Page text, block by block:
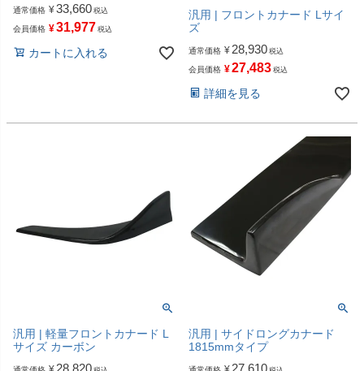
通常価格 ¥33,660 税込
会員価格 ¥31,977 税込
カートに入れる
汎用 | フロントカナード Lサイ
ズ
通常価格 ¥ 28,930 税込
会員価格 ¥27,483 税込
詳細を見る
汎用 | 軽量フロントカナード L
サイズ カーボン
28,820
汎用 | サイドロングカナード
1815mmタイプ
27,610